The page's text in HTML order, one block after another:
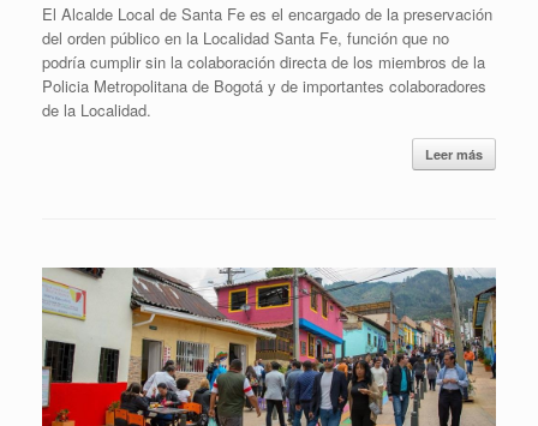
El Alcalde Local de Santa Fe es el encargado de la preservación
del orden público en la Localidad Santa Fe, función que no
podría cumplir sin la colaboración directa de los miembros de la
Policia Metropolitana de Bogotá y de importantes colaboradores
de la Localidad.
Leer más